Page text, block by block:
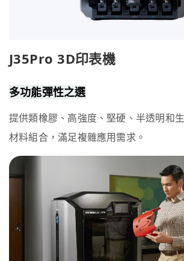
J35Pro 3D印表機
多功能彈性之選
提供類橡膠、高強度、堅硬、半透明和
材料組合，滿足複雜應用需求。